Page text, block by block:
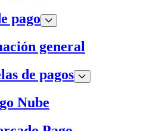
pago
general
de pagos
Nube